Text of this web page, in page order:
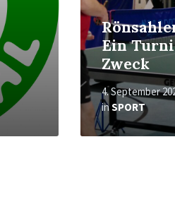
Ein
Zweck
4. September
inSPORT